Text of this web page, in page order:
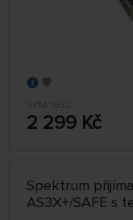
SPM-1032
2 299 Kč
Spektrum
AS3X+/SAFE s